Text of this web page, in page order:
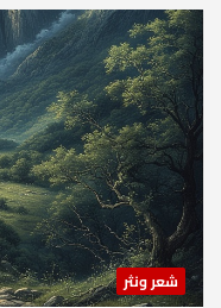
شعر ونثر